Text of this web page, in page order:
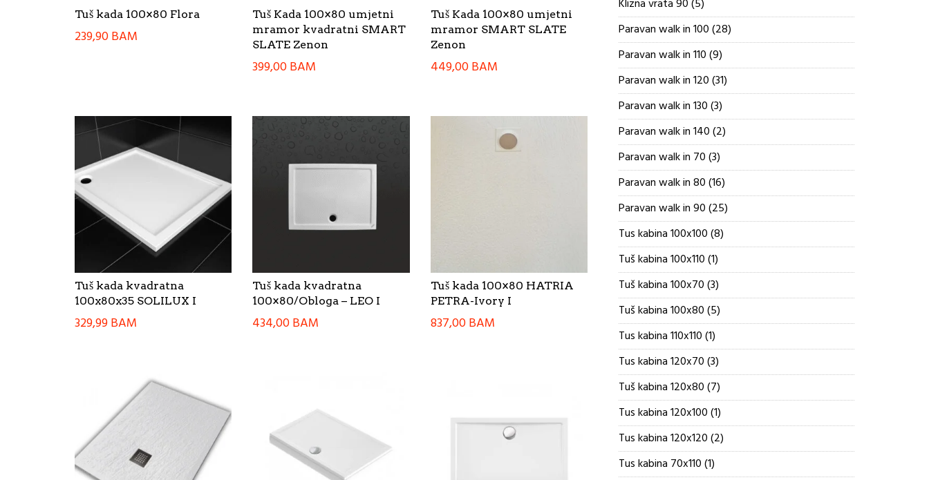
Tuš kada 100×80 Flora
239,90BAM
Tuš Kada 100×80 umjetni
mramor kvadratni SMART
SLATE Zenon
399,00BAM
Tuš Kada 100×80 umjetni
mramor SMART SLATE
Zenon
449,00BAM
Tuš kada kvadratna
100x80x35 SOLILUX I
329,99BAM
Tuš kada kvadratna
100×80/Obloga – LEO I
434,00BAM
Tuš kada 100×80 HATRIA
PETRA-Ivory I
837,00BAM
Klizna vrata 90 5
proizvoda
Paravan walk in 100 2828
proizvoda
Paravan walk in 110 99
proizvoda
Paravan walk in 120 3131
proizvod
Paravan walk in 130 33
proizvoda
Paravan walk in 140 22
proizvoda
Paravan walk in 70 33
proizvoda
Paravan walk in 80 1616
proizvoda
Paravan walk in 90 2525
proizvoda
Tus kabina 100x100 88
proizvoda
Tuš kabina 100x110 11
proizvod
Tuš kabina 100x70 33
proizvoda
Tuš kabina 100x80 55
proizvoda
Tus kabina 110x110 11
proizvod
Tus kabina 120x70 33
proizvoda
Tuš kabina 120x80 77
proizvoda
Tus kabina 120x100 11
proizvod
Tus kabina 120x120 22
proizvoda
Tus kabina 70x110 11